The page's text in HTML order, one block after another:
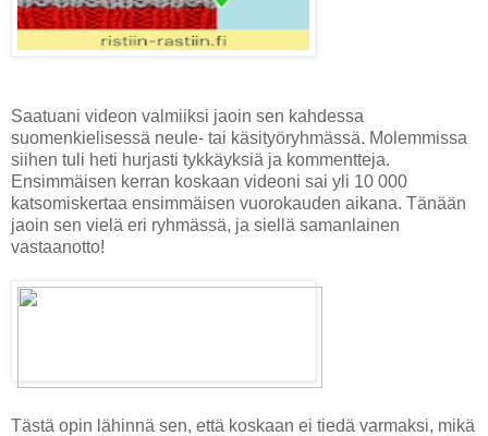
Saatuani videon valmiiksi jaoin sen kahdessa
suomenkielisessä neule- tai käsityöryhmässä. Molemmissa
siihen tuli heti hurjasti tykkäyksiä ja kommentteja.
Ensimmäisen kerran koskaan videoni sai yli 10 000
katsomiskertaa ensimmäisen vuorokauden aikana. Tänään
jaoin sen vielä eri ryhmässä, ja siellä samanlainen
vastaanotto!
Tästä opin lähinnä sen, että koskaan ei tiedä varmaksi, mikä